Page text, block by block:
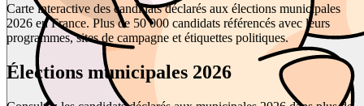
Carte interactive des candidats déclarés aux élections municipales
2026 en France. Plus de 50 000 candidats référencés avec leurs
programmes, sites de campagne et étiquettes politiques.
Élections municipales 2026